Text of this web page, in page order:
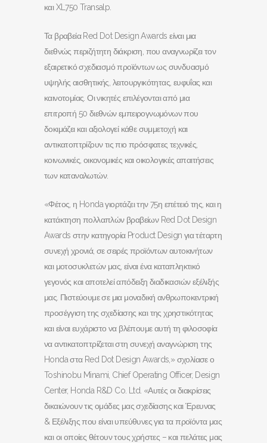
και XL750 Transalp.
Τα βραβεία Red Dot Design Awards είναι μια
διεθνώς περιζήτητη διάκριση, που αναγνωρίζει τον
εξαιρετικό σχεδιασμό προϊόντων ως συνδυασμό
υψηλής αισθητικής, λειτουργικότητας, ευφυΐας και
καινοτομίας. Οι νικητές επιλέγονται από μια
επιτροπή 50 διεθνών εμπειρογνωμόνων που
δοκιμάζει και αξιολογεί κάθε συμμετοχή και
αντικατοπτρίζουν τις πιο πρόσφατες τεχνικές,
κοινωνικές, οικονομικές και οικολογικές απαιτήσεις
των καταναλωτών.
«Φέτος, η Honda γιορτάζει την 75η επέτειό της, και η
κατάκτηση πολλαπλών βραβείων Red Dot Design
Awards στην κατηγορία Product Design για τέταρτη
συνεχή χρονιά, σε σειρές προϊόντων αυτοκινήτων
και μοτοσυκλετών μας, είναι ένα καταπληκτικό
γεγονός και αποτελεί απόδειξη διαδικασιών εξέλιξής
μας. Πιστεύουμε σε μια μοναδική ανθρωποκεντρική
προσέγγιση της σχεδίασης και της χρηστικότητας
και είναι ευχάριστο να βλέπουμε αυτή τη φιλοσοφία
να αντικατοπτρίζεται στη συνεχή αναγνώριση της
Honda στα Red Dot Design Awards,» σχολίασε ο
Toshinobu Minami, Chief Operating Officer, Design
Center, Honda R&D Co. Ltd. «Αυτές οι διακρίσεις
δικαιώνουν τις ομάδες μας σχεδίασης και Έρευνας
& Εξέλιξης που είναι υπεύθυνες για τα προϊόντα μας
και οι οποίες θέτουν τους χρήστες – και πελάτες μας